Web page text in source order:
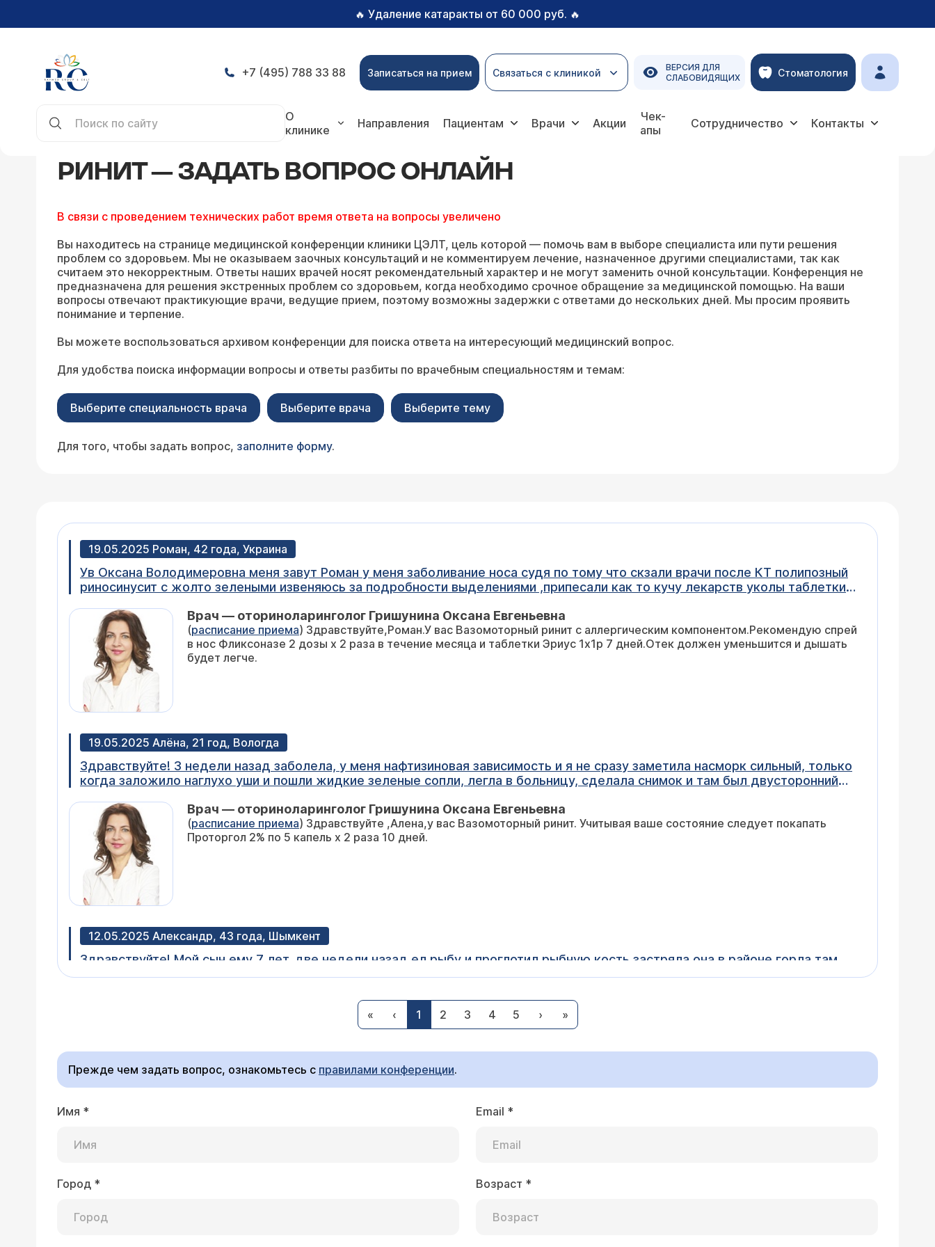
🔥 Удаление катаракты от 60 000 руб. 🔥
+7 (495) 788 33 88 Записаться на прием Связаться с клиникой
ВЕРСИЯ ДЛЯ
СЛАБОВИДЯЩИХ
Стоматология
О
клинике
Направления Пациентам Врачи Акции
Чек-
апы
Сотрудничество Контакты
РИНИТ — ЗАДАТЬ ВОПРОС ОНЛАЙН
В связи с проведением технических работ время ответа на вопросы увеличено
Вы находитесь на странице медицинской конференции клиники ЦЭЛТ, цель которой — помочь вам в выборе специалиста или пути решения
проблем со здоровьем. Мы не оказываем заочных консультаций и не комментируем лечение, назначенное другими специалистами, так как
считаем это некорректным. Ответы наших врачей носят рекомендательный характер и не могут заменить очной консультации. Конференция не
предназначена для решения экстренных проблем со здоровьем, когда необходимо срочное обращение за медицинской помощью. На ваши
вопросы отвечают практикующие врачи, ведущие прием, поэтому возможны задержки с ответами до нескольких дней. Мы просим проявить
понимание и терпение.
Вы можете воспользоваться архивом конференции для поиска ответа на интересующий медицинский вопрос.
Для удобства поиска информации вопросы и ответы разбиты по врачебным специальностям и темам:
Выберите специальность врача Выберите врача Выберите тему
Для того, чтобы задать вопрос, заполните форму.
19.05.2025 Роман, 42 года, Украина
Ув Оксана Володимеровна меня завут Роман у меня заболивание носа судя по тому что скзали врачи после КТ полипозный
риносинусит с жолто зелеными извеняюсь за подробности выделениями ,припесали как то кучу лекарств уколы таблетки
это верно но мы так по сети читали что эта болезнь носа связана с алергией и вот вопрос как же мне лечить свое
соостояние зарание спасибо
Врач — оториноларинголог Гришунина Оксана Евгеньевна
(расписание приема) Здравствуйте,Роман.У вас Вазомоторный ринит с аллергическим компонентом.Рекомендую спрей
в нос Фликсоназе 2 дозы х 2 раза в течение месяца и таблетки Эриус 1х1р 7 дней.Отек должен уменьшится и дышать
будет легче.
19.05.2025 Алёна, 21 год, Вологда
Здравствуйте! 3 недели назад заболела, у меня нафтизиновая зависимость и я не сразу заметила насморк сильный, только
когда заложило наглухо уши и пошли жидкие зеленые сопли, легла в больницу, сделала снимок и там был двусторонний
больно слева, с кучей крови, отекла пазуха моментально, не проходила заложенность даже с нафтизином сделали
повторный снимок, правая пазуха пустая, слева нарушена пневматизация, со лба гной вытек, но тоже отек. вопрос в том,
что с проколов уже прошло 10 дней, а я до сих пор сморкаюсь тяжело левой ноздрей с отеком и каждый раз с
коричневыми соплями, именно коричневые, не красные. нафтизин продолжаю вливать и еще у меня 37 недель
беременности. снимка на руках нет, но делала его в воскресенье и сказали что просто отек без уровней жидкости. что это
может быть? я боюсь что это как то в мозг перейдет
Врач — оториноларинголог Гришунина Оксана Евгеньевна
(расписание приема) Здравствуйте ,Алена,у вас Вазомоторный ринит. Учитывая ваше состояние следует покапать
Проторгол 2% по 5 капель х 2 раза 10 дней.
12.05.2025 Александр, 43 года, Шымкент
Здравствуйте! Мой сын ему 7 лет, две недели назад ел рыбу и проглотил рыбную кость застряла она в районе горла там
где кадык, в тот же день поехали в лор отделение, на осмотре в верхних ни чего не обнаружили направили к
есть, потом они утихли и появились покашливания особенно по утрам после сна как будто что то прилипло в глотке.
Врач — оториноларинголог Гришунина Оксана Евгеньевна
Добрый день,Александр,нужно сделать Rg околоносовых пазух и обратиться к лор-врачу-это может быть
проявлением воспаления в носу и околоносовых пазухах.
Здравствуйте. Два месяца назад была проведена гайморотомия, удалили кисту размером 32 мм. Операция прошла
восстановилось. Спустя месяц появилась чувствительность в щеке, в зоне прокола, и стал ныть зуб. Сделала КТ, за 2
Здравствуйте,Елена. Кисты возникают при нарушении носового дыхания на фоне вазомоторного ринита.Следует
« ‹ 1 2 3 4 5 › »
Прежде чем задать вопрос, ознакомьтесь с правилами конференции.
Имя * Email *
Город * Возраст *